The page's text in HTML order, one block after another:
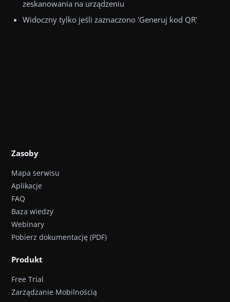
zeskanowania na urządzeniu
Widoczny tylko jeśli zaznaczono 'Generuj kod QR'
Zasoby
Mapa serwisu
Aplikacje
FAQ
Baza wiedzy
Webinary
Pobierz dokumentację (PDF)
Produkt
Free Trial
Zarządzanie Mobilnością